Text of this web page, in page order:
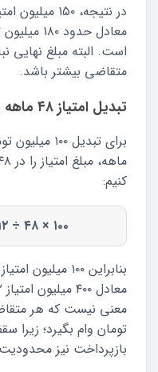
است. البته مبلغ نهایی
متقاضی بیشتر باشد.
تبدیل امتیاز ۴۸ ماهه به ۱۲ ماهه
کنیم:
۱۰۰ × ۴۸ ÷ ۱۲ = ۴۰۰ میلیون تومان
تومان وام بگیرد؛ زیرا
بازپرداخت نیز